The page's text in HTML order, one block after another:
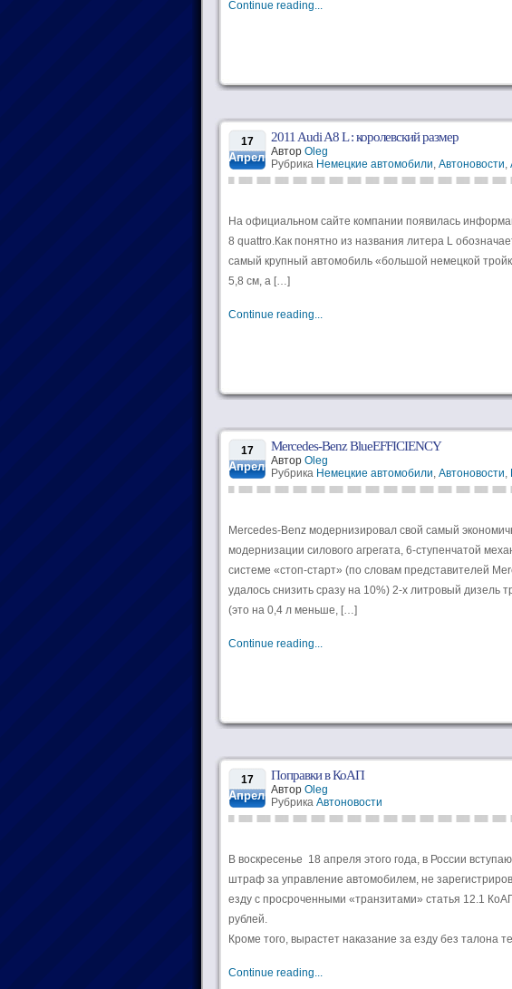
Continue reading...
17
Апрель
2011 Audi A8 L : королевский размер
Автор Oleg
Рубрика Немецкие автомобили, Автоновости,
На официальном сайте компании появилась
8 quattro.Как понятно из названия литера L
самый крупный автомобиль «большой немецкой
5,8 см, а […]
Continue reading...
17
Апрель
Mercedes-Benz BlueEFFICIENCY
Автор Oleg
Рубрика Немецкие автомобили, Автоновости,
Mercedes-Benz модернизировал свой самый
модернизации силового агрегата, 6-ступенчатой
системе «стоп-старт» (по словам представителей
удалось снизить сразу на 10%) 2-х литровый дизель
(это на 0,4 л меньше, […]
Continue reading...
17
Апрель
Поправки в КоАП
Автор Oleg
Рубрика Автоновости
В воскресенье 18 апреля этого года, в России
штраф за управление автомобилем, не
езду с просроченными «транзитами» статья 12.1
рублей.
Кроме того, вырастет наказание за езду без талона
Continue reading...